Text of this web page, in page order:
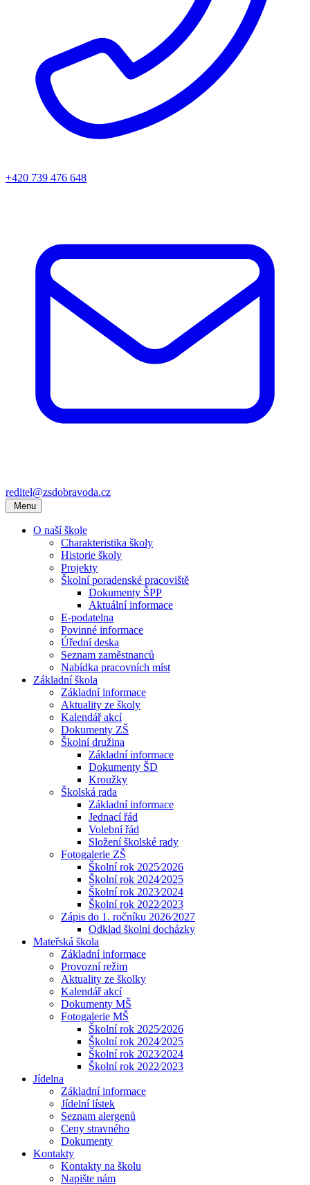
+420 739 476 648
reditel@zsdobravoda.cz
Menu
O naší škole
Charakteristika školy
Historie školy
Projekty
Školní poradenské pracoviště
Dokumenty ŠPP
Aktuální informace
E-podatelna
Povinné informace
Úřední deska
Seznam zaměstnanců
Nabídka pracovních míst
Základní škola
Základní informace
Aktuality ze školy
Kalendář akcí
Dokumenty ZŠ
Školní družina
Základní informace
Dokumenty ŠD
Kroužky
Školská rada
Základní informace
Jednací řád
Volební řád
Složení školské rady
Fotogalerie ZŠ
Školní rok 2025⁄2026
Školní rok 2024⁄2025
Školní rok 2023⁄2024
Školní rok 2022⁄2023
Zápis do 1. ročníku 2026⁄2027
Odklad školní docházky
Mateřská škola
Základní informace
Provozní režim
Aktuality ze školky
Kalendář akcí
Dokumenty MŠ
Fotogalerie MŠ
Školní rok 2025⁄2026
Školní rok 2024⁄2025
Školní rok 2023⁄2024
Školní rok 2022⁄2023
Jídelna
Základní informace
Jídelní lístek
Seznam alergenů
Ceny stravného
Dokumenty
Kontakty
Kontakty na školu
Napište nám